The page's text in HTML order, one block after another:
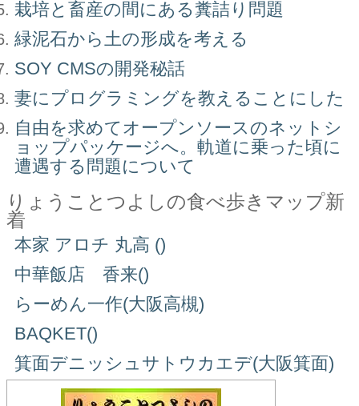
栽培と畜産の間にある糞詰り問題
緑泥石から土の形成を考える
SOY CMSの開発秘話
妻にプログラミングを教えることにした
自由を求めてオープンソースのネットシ
ョップパッケージへ。軌道に乗った頃に
遭遇する問題について
りょうことつよしの食べ歩きマップ新
着
本家 アロチ 丸高 ()
中華飯店 香来()
らーめん一作(大阪高槻)
BAQKET()
箕面デニッシュサトウカエデ(大阪箕面)